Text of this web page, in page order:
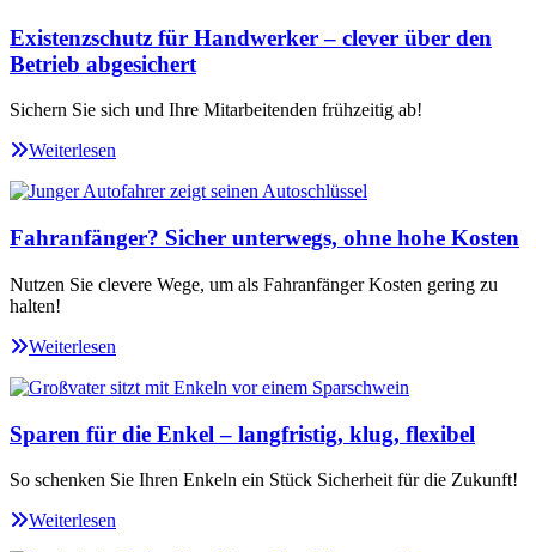
Existenzschutz für Handwerker – clever über den
Betrieb abgesichert
Sichern Sie sich und Ihre Mitarbeitenden frühzeitig ab!
Weiterlesen
Fahranfänger? Sicher unterwegs, ohne hohe Kosten
Nutzen Sie clevere Wege, um als Fahranfänger Kosten gering zu
halten!
Weiterlesen
Sparen für die Enkel – langfristig, klug, flexibel
So schenken Sie Ihren Enkeln ein Stück Sicherheit für die Zukunft!
Weiterlesen